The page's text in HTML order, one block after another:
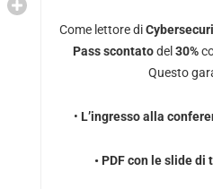
Come lettore di
Pass scontatodel 30%
Questo
• L’ingresso alla
• PDF con le slide